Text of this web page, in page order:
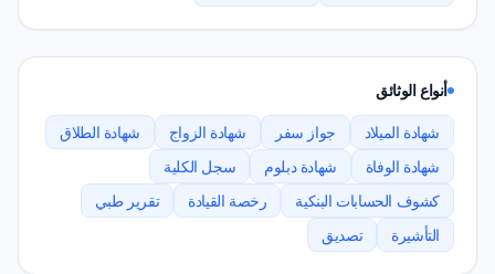
أنواع الوثائق
شهادة الميلاد جواز سفر شهادة الزواج
شهادة الطلاق
شهادة الوفاة
شهادة دبلوم
سجل الكلية
كشوف الحسابات البنكية
رخصة القيادة
تقرير طبي
التأشيرة
تصديق